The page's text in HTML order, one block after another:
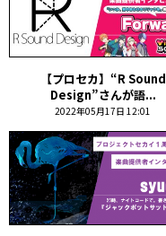
【プロセカ】“R Sound
Design”さんが語...
2022年05月17日 12:01